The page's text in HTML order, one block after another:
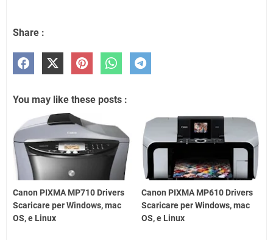
Share :
You may like these posts :
Canon PIXMA MP710 Drivers
Scaricare per Windows, mac
OS, e Linux
Canon PIXMA MP610 Drivers
Scaricare per Windows, mac
OS, e Linux